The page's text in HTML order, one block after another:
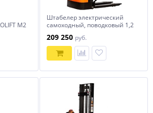
M2
Штабелер электрический
самоходный, поводковый 1,2
Ion, CL1230J SIBLINE
209 250 руб.